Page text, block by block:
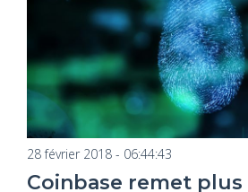
28 février 2018 - 06:44:43
Coinbase remet plus